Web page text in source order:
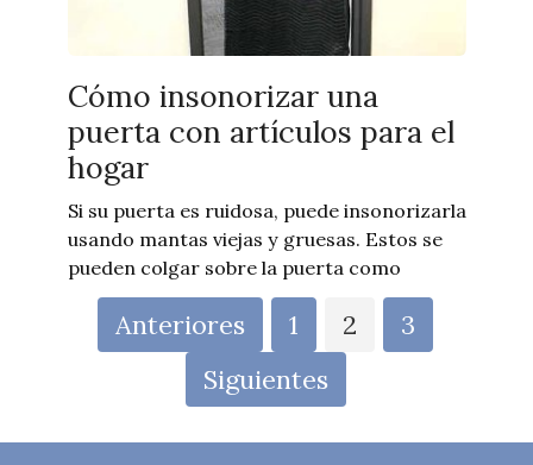
Cómo insonorizar una
puerta con artículos para el
hogar
Si su puerta es ruidosa, puede insonorizarla
usando mantas viejas y gruesas. Estos se
pueden colgar sobre la puerta como
PaginaciónAnteriores 1 2
3
Siguientes